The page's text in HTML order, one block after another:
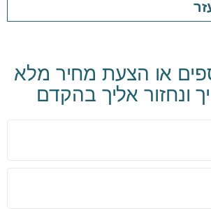
או הצעת מחיר מלא
ונחזור אליך בהקדם